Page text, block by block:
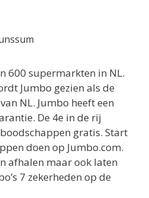
57
600 supermarkten in NL.
Jumbo gezien als de
NL. Jumbo heeft een
De 4e in de rij
gratis. Start
doen op Jumbo.com.
afhalen maar ook laten
7 zekerheden op de